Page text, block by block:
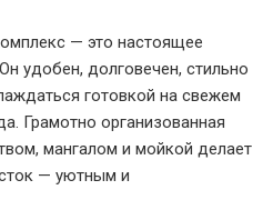
— это настоящее
удобен, долговечен, стильно
готовкой на свежем
Грамотно организованная
мангалом и мойкой делает
— уютным и